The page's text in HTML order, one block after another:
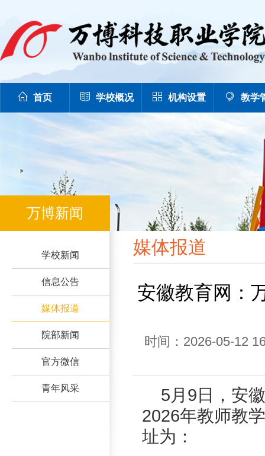
首页 学校概况 机构设置 教学
万博新闻
学校新闻
信息公告
媒体报道
院部新闻
官方微信
青年风采
媒体报道
安徽教育网：
时间：2026-05-12
5月9日，安
2026年教师教
址为：